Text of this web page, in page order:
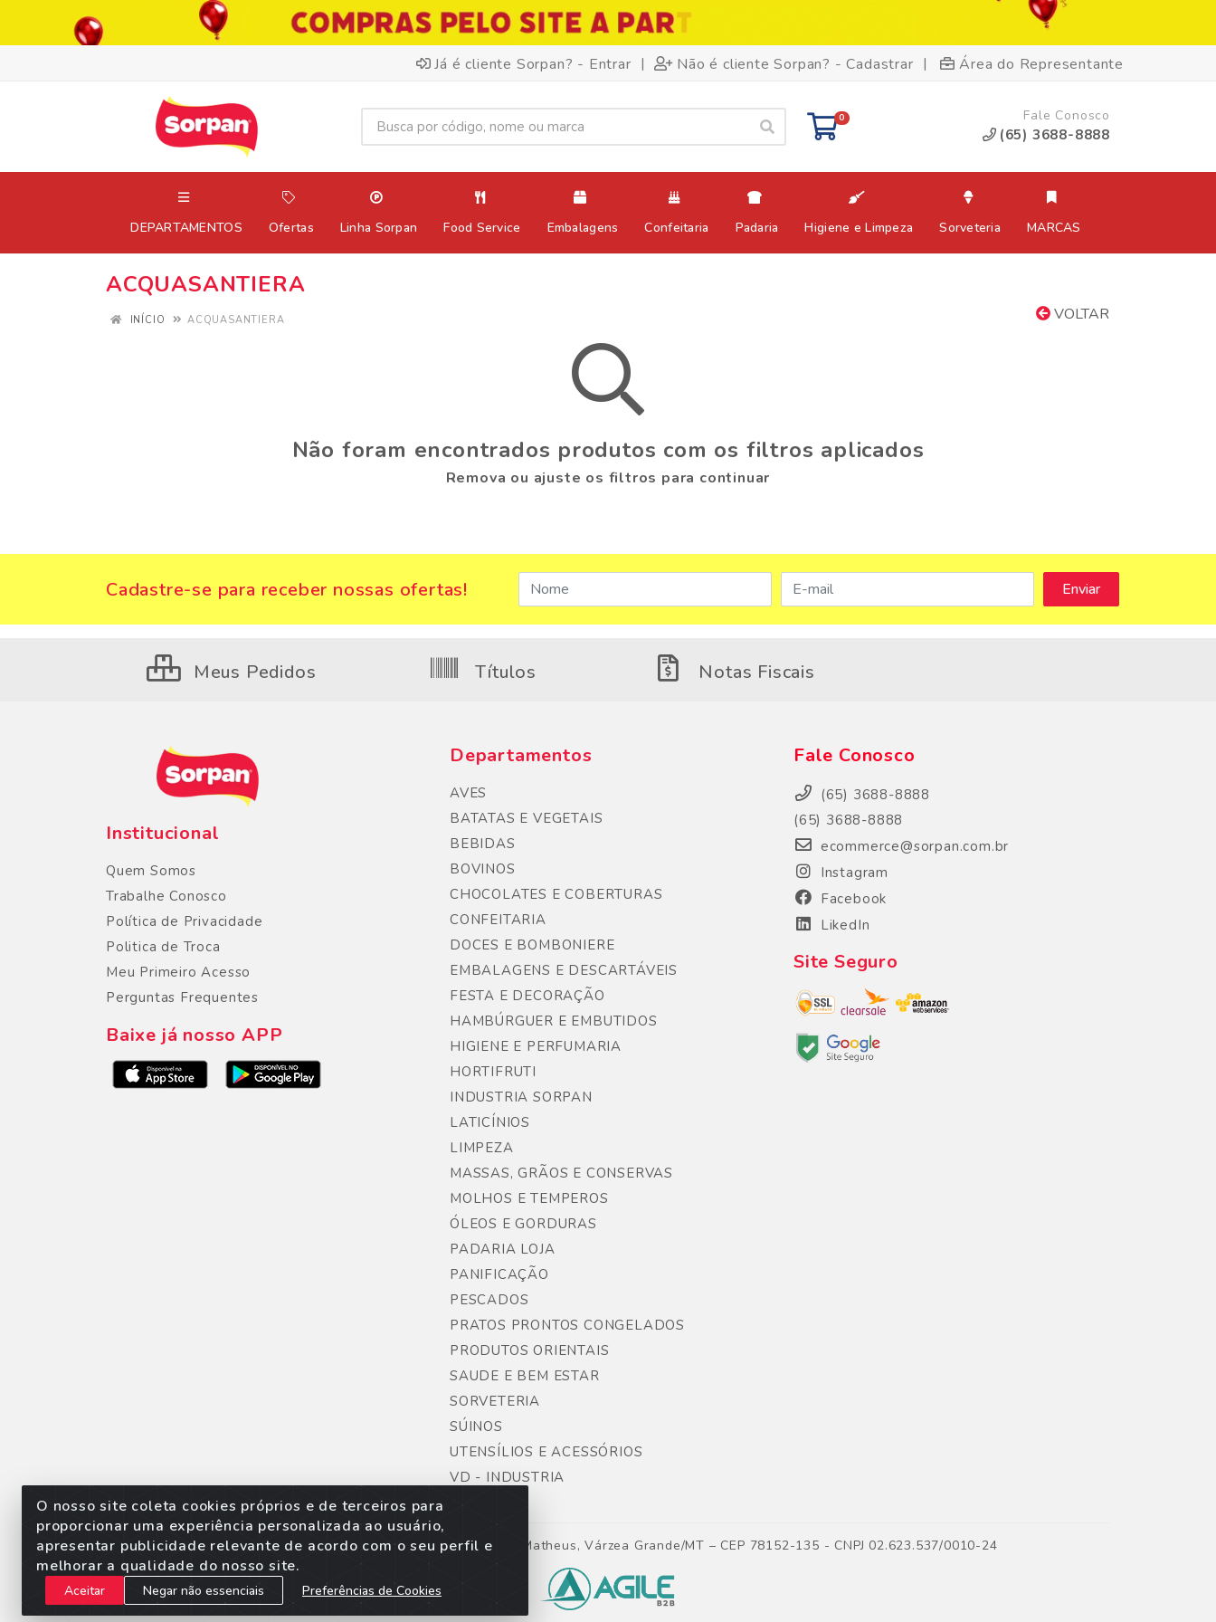
Já é cliente Sorpan? - Entrar | Não é cliente Sorpan? - Cadastrar | Área do Representante
0 Fale Conosco
(65) 3688-8888
DEPARTAMENTOS Ofertas Linha Sorpan Food Service Embalagens Confeitaria Padaria Higiene e Limpeza Sorveteria MARCAS
ACQUASANTIERA
VOLTAR
INÍCIO ACQUASANTIERA
Não foram encontrados produtos com os filtros aplicados
Remova ou ajuste os filtros para continuar
O nosso site coleta cookies próprios e de terceiros para
proporcionar uma experiência personalizada ao usuário,
apresentar publicidade relevante de acordo com o seu perfil e
melhorar a qualidade do nosso site.
Aceitar Negar não essenciais Preferências de Cookies
Cadastre-se para receber nossas ofertas!
Meus Pedidos Títulos Notas Fiscais
Institucional
Quem Somos
Trabalhe Conosco
Política de Privacidade
Politica de Troca
Meu Primeiro Acesso
Perguntas Frequentes
Baixe já nosso APP
Departamentos
AVES
BATATAS E VEGETAIS
BEBIDAS
BOVINOS
CHOCOLATES E COBERTURAS
CONFEITARIA
DOCES E BOMBONIERE
EMBALAGENS E DESCARTÁVEIS
FESTA E DECORAÇÃO
HAMBÚRGUER E EMBUTIDOS
HIGIENE E PERFUMARIA
HORTIFRUTI
INDUSTRIA SORPAN
LATICÍNIOS
LIMPEZA
MASSAS, GRÃOS E CONSERVAS
MOLHOS E TEMPEROS
ÓLEOS E GORDURAS
PADARIA LOJA
PANIFICAÇÃO
PESCADOS
PRATOS PRONTOS CONGELADOS
PRODUTOS ORIENTAIS
SAUDE E BEM ESTAR
SORVETERIA
SÚINOS
UTENSÍLIOS E ACESSÓRIOS
VD - INDUSTRIA
Fale Conosco
(65) 3688-8888
(65) 3688-8888
ecommerce@sorpan.com.br
Instagram
Facebook
LikedIn
Site Seguro
Sorpan - Rodovia dos Imigrantes, Lote 06, São Matheus, Várzea Grande/MT – CEP 78152-135 - CNPJ 02.623.537/0010-24